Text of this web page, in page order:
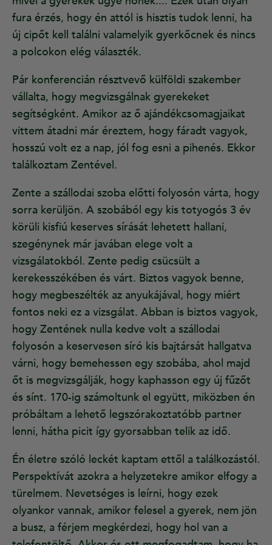
fura érzés, hogy én attól is hisztis tudok lenni, ha
új cipőt kell találni valamelyik gyerkőcnek és nincs
a polcokon elég választék.
Pár konferencián résztvevő külföldi szakember
vállalta, hogy megvizsgálnak gyerekeket
segítségként. Amikor az ő ajándékcsomagjaikat
vittem átadni már éreztem, hogy fáradt vagyok,
hosszú volt ez a nap, jól fog esni a pihenés. Ekkor
találkoztam Zentével.
Zente a szállodai szoba előtti folyosón várta, hogy
sorra kerüljön. A szobából egy kis totyogós 3 év
körüli kisfiú keserves sírását lehetett hallani,
szegénynek már javában elege volt a
vizsgálatokból. Zente pedig csücsült a
kerekesszékében és várt. Biztos vagyok benne,
hogy megbeszélték az anyukájával, hogy miért
fontos neki ez a vizsgálat. Abban is biztos vagyok,
hogy Zentének nulla kedve volt a szállodai
folyosón a keservesen síró kis bajtársát hallgatva
várni, hogy bemehessen egy szobába, ahol majd
őt is megvizsgálják, hogy kaphasson egy új fűzőt
és sínt. 170-ig számoltunk el együtt, miközben én
próbáltam a lehető legszórakoztatóbb partner
lenni, hátha picit így gyorsabban telik az idő.
Én életre szóló leckét kaptam ettől a találkozástól.
Perspektívát azokra a helyzetekre amikor elfogy a
türelmem. Nevetséges is leírni, hogy ezek
olyankor vannak, amikor felesel a gyerek, nem jön
a busz, a férjem megkérdezi, hogy hol van a